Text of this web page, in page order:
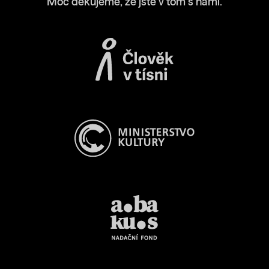
Moc děkujeme, že jste v tom s námi.